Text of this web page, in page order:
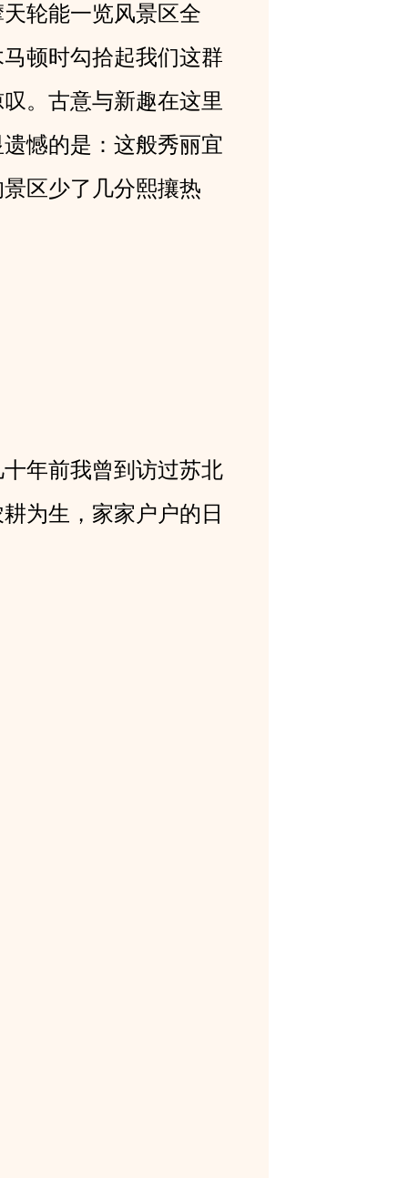
轮能一览风景区全
顿时勾拾起我们这群
。古意与新趣在这里
憾的是：这般秀丽宜
区少了几分熙攘热
年前我曾到访过苏北
为生，家家户户的日